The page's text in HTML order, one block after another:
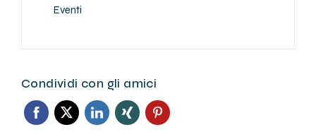
Eventi
Condividi con gli amici